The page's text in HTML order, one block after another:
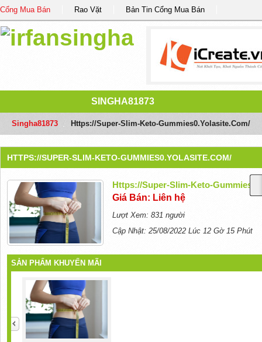
Cổng Mua Bán Rao Vặt Bản Tin Cổng Mua Bán
SINGHA81873
Singha81873 Https://super-Slim-Keto-Gummies0.yolasite.com/
HTTPS://SUPER-SLIM-KETO-GUMMIES0.YOLASITE.COM/
Https://super-Slim-Keto-
Giá Bán: Liên hệ
Lượt Xem: 831 người
Cập Nhật: 25/08/2022 Lúc 12 Gờ 15 Phút
SẢN PHẨM KHUYẾN MÃI